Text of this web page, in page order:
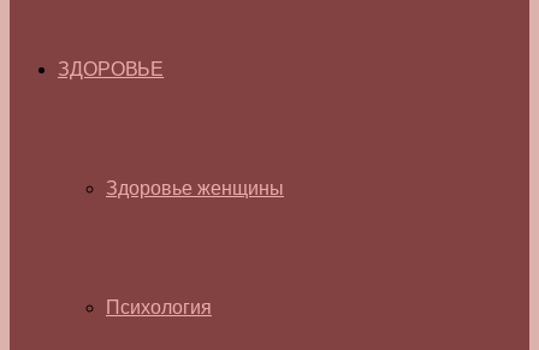
ЗДОРОВЬЕ
Здоровье женщины
Психология